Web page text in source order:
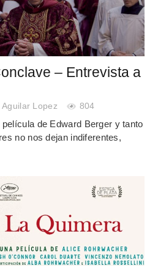
– Entrevista a
Aguilar Lopez 804
de Edward Berger y tanto
no nos dejan indiferentes,